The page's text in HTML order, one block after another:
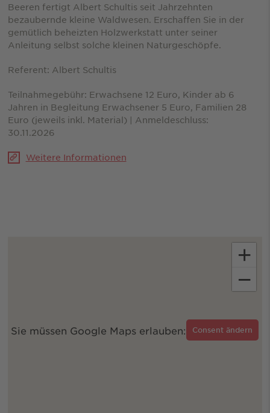
Beeren fertigt Albert Schultis seit Jahrzehnten
bezaubernde kleine Waldwesen. Erschaffen Sie in der
gemütlich beheizten Holzwerkstatt unter seiner
Anleitung selbst solche kleinen Naturgeschöpfe.
Referent: Albert Schultis
Teilnahmegebühr: Erwachsene 12 Euro, Kinder ab 6
Jahren in Begleitung Erwachsener 5 Euro, Familien 28
Euro (jeweils inkl. Material) | Anmeldeschluss:
30.11.2026
Weitere Informationen
Sie müssen Google Maps erlauben: Consent ändern
+
−